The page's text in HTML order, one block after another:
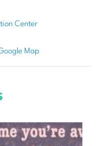
Center
Map